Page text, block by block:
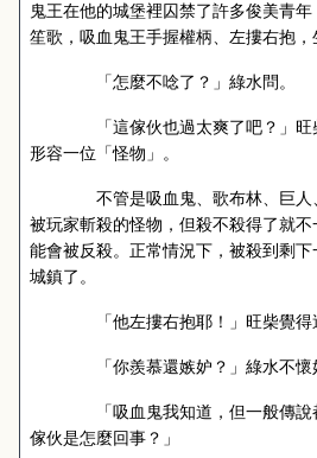
鬼王在他的城堡裡囚禁了許多俊美青
笙歌，吸血鬼王手握權柄、左摟右抱
「怎麼不唸了？」綠水問。
「這傢伙也過太爽了吧？」旺
形容一位「怪物」。
不管是吸血鬼、歌布林、巨人
被玩家斬殺的怪物，但殺不殺得了就
能會被反殺。正常情況下，被殺到剩
城鎮了。
「他左摟右抱耶！」旺柴覺得
「你羨慕還嫉妒？」綠水不懷
「吸血鬼我知道，但一般傳說
傢伙是怎麼回事？」